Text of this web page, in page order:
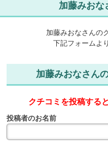
加藤みおな
加藤みおなさんの
下記フォームよ
加藤みおなさん
クチコミを投稿する
投稿者のお名前